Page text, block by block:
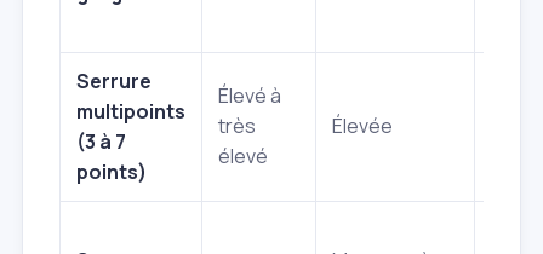
Serrure
multipoints
(3 à 7
points)
Élevé à
très
élevé
Élevée